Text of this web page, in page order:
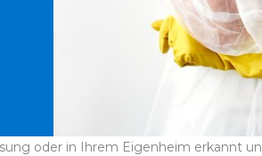
oder in Ihrem Eigenheim erkannt